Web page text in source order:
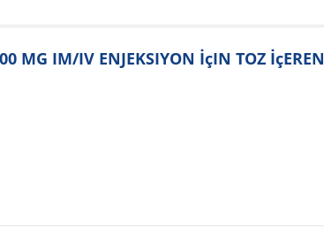
MG IM/IV ENJEKSIYON İçIN TOZ İçEREN